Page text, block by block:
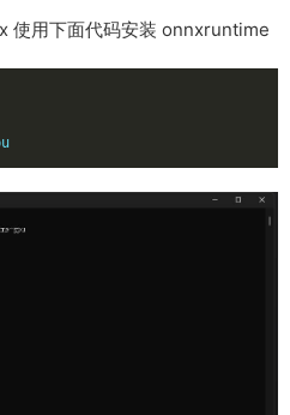
使用下面代码安装 onnxruntime